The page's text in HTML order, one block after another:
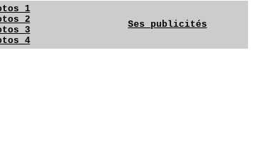
1
2
3
4
Ses publicités